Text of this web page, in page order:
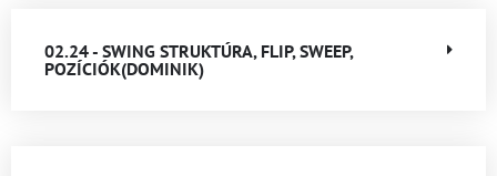
02.24 - SWING STRUKTÚRA, FLIP, SWEEP,
POZÍCIÓK(DOMINIK)